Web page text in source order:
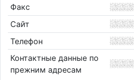
Факс
Сайт
Телефон
Контактные данные по
прежним адресам